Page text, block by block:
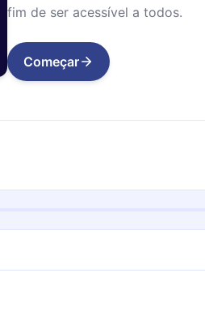
fim de ser acessível a todos.
Começar